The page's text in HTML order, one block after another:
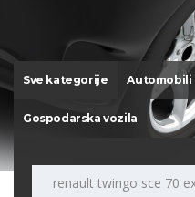
Sve kategorije Automobili
Gospodarska vozila